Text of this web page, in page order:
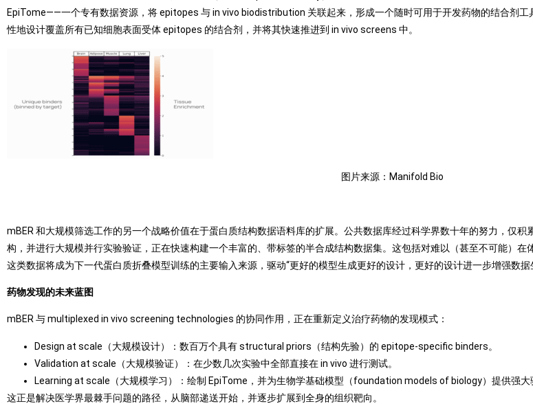
EpiTome——一个专有数据资源，将 epitopes 与 in vivo biodistribution 关联起来，形成一个随时可用于开发药物的结合剂
性地设计覆盖所有已知细胞表面受体 epitopes 的结合剂，并将其快速推进到 in vivo screens 中。
图片来源：Manifold Bio
mBER 和大规模筛选工作的另一个战略价值在于蛋白质结构数据语料库的扩展。公共数据库经过科学界数十年的努力，仅
构，并进行大规模并行实验验证，正在快速构建一个丰富的、带标签的半合成结构数据集。这包括对难以（甚至不可能）
这类数据将成为下一代蛋白质折叠模型训练的主要输入来源，驱动“更好的模型生成更好的设计，更好的设计进一步增强数据
药物发现的未来蓝图
mBER 与 multiplexed in vivo screening technologies 的协同作用，正在重新定义治疗药物的发现模式：
Design at scale（大规模设计）：数百万个具有 structural priors（结构先验）的 epitope-specific binders。
Validation at scale（大规模验证）：在少数几次实验中全部直接在 in vivo 进行测试。
Learning at scale（大规模学习）：绘制 EpiTome，并为生物学基础模型（foundation models of biology）提供强大
这正是解决医学界最棘手问题的路径，从脑部递送开始，并逐步扩展到全身的组织靶向。